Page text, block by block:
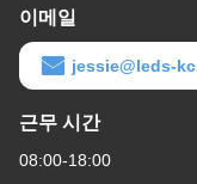
이메일
jessie@leds-
근무 시간
08:00-18:00